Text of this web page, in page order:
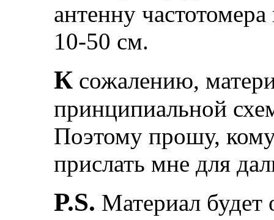
антенну
10-50 см.
К сожалению,
принципиальной
Поэтому прошу, кому
прислать мне для
P.S. Материал будет